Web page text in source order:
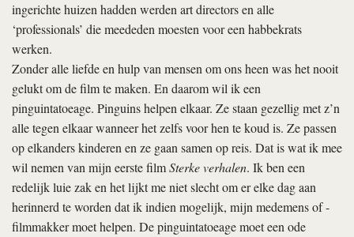
ingerichte huizen hadden werden art directors en alle
‘professionals’ die meededen moesten voor een habbekrats
werken.
Zonder alle liefde en hulp van mensen om ons heen was het nooit
gelukt om de film te maken. En daarom wil ik een
pinguintatoeage. Pinguins helpen elkaar. Ze staan gezellig met z’n
alle tegen elkaar wanneer het zelfs voor hen te koud is. Ze passen
op elkanders kinderen en ze gaan samen op reis. Dat is wat ik mee
wil nemen van mijn eerste filmSterke verhalen. Ik ben een
redelijk luie zak en het lijkt me niet slecht om er elke dag aan
herinnerd te worden dat ik indien mogelijk, mijn medemens of -
filmmakker moet helpen. De pinguintatoeage moet een ode